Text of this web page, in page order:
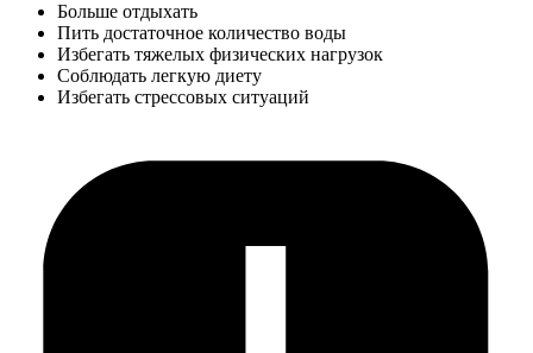
Больше отдыхать
Пить достаточное количество воды
Избегать тяжелых физических нагрузок
Соблюдать легкую диету
Избегать стрессовых ситуаций